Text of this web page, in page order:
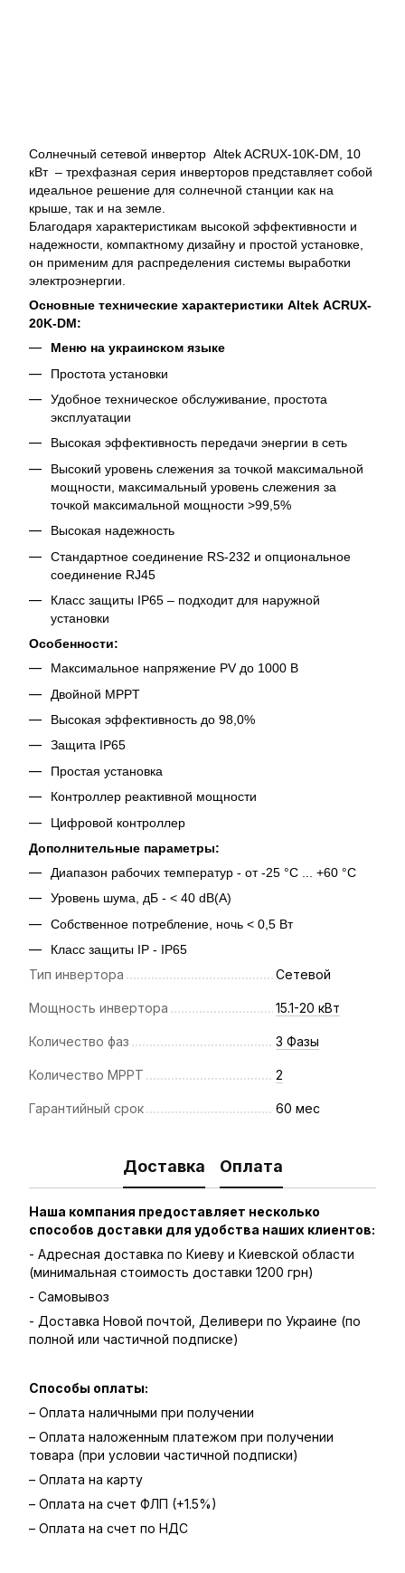
Солнечный сетевой инвертор Altek ACRUX-10K-DM, 10
кВт – трехфазная серия инверторов представляет собой
идеальное решение для солнечной станции как на
крыше, так и на земле.
Благодаря характеристикам высокой эффективности и
надежности, компактному дизайну и простой установке,
он применим для распределения системы выработки
электроэнергии.
Основные технические характеристики Altek ACRUX-
20K-DM:
Меню на украинском языке
Простота установки
Удобное техническое обслуживание, простота
эксплуатации
Высокая эффективность передачи энергии в сеть
Высокий уровень слежения за точкой максимальной
мощности, максимальный уровень слежения за
точкой максимальной мощности >99,5%
Высокая надежность
Стандартное соединение RS-232 и опциональное
соединение RJ45
Класс защиты IP65 – подходит для наружной
установки
Особенности:
Максимальное напряжение PV до 1000 В
Двойной MPPT
Высокая эффективность до 98,0%
Защита IP65
Простая установка
Контроллер реактивной мощности
Цифровой контроллер
Дополнительные параметры:
Диапазон рабочих температур - от -25 °C ... +60 °C
Уровень шума, дБ - < 40 dB(A)
Собственное потребление, ночь < 0,5 Вт
Класс защиты IP - IP65
Тип инвертора Сетевой
Мощность инвертора 15.1-20 кВт
Количество фаз 3 Фазы
Количество MPPT 2
Гарантийный срок 60 мес
Доставка Оплата
Наша компания предоставляет несколько
способов доставки для удобства наших клиентов:
- Адресная доставка по Киеву и Киевской области
(минимальная стоимость доставки 1200 грн)
- Самовывоз
- Доставка Новой почтой, Деливери по Украине (по
полной или частичной подписке)
Способы оплаты:
– Оплата наличными при получении
– Оплата наложенным платежом при получении
товара (при условии частичной подписки)
– Оплата на карту
– Оплата на счет ФЛП (+1.5%)
– Оплата на счет по НДС